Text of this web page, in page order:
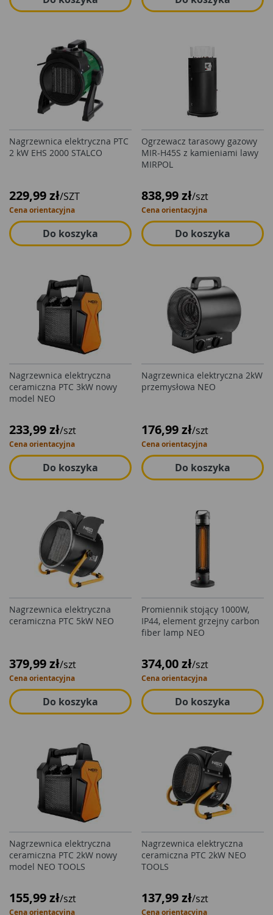
Nagrzewnica elektryczna PTC
2 kW EHS 2000 STALCO
229,99 zł/SZT
Cena orientacyjna
Do koszyka
Ogrzewacz tarasowy gazowy
MIR-H45S z kamieniami lawy
MIRPOL
838,99 zł/szt
Cena orientacyjna
Do koszyka
Nagrzewnica elektryczna
ceramiczna PTC 3kW nowy
model NEO
233,99 zł/szt
Cena orientacyjna
Do koszyka
Nagrzewnica elektryczna 2kW
przemysłowa NEO
176,99 zł/szt
Cena orientacyjna
Do koszyka
Nagrzewnica elektryczna
ceramiczna PTC 5kW NEO
379,99 zł/szt
Cena orientacyjna
Do koszyka
Promiennik stojący 1000W,
IP44, element grzejny carbon
fiber lamp NEO
374,00 zł/szt
Cena orientacyjna
Do koszyka
Nagrzewnica elektryczna
ceramiczna PTC 2kW nowy
model NEO TOOLS
155,99 zł/szt
Cena orientacyjna
Nagrzewnica elektryczna
ceramiczna PTC 2kW NEO
TOOLS
137,99 zł/szt
Cena orientacyjna